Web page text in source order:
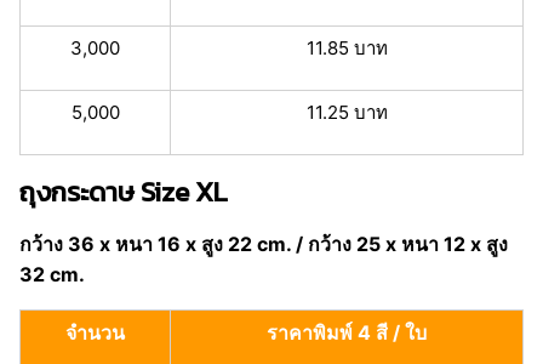
3,000 11.85 บาท
5,000 11.25 บาท
ถุงกระดาษ Size XL
กว้าง 36 x หนา 16 x สูง 22 cm. / กว้าง 25 x หนา 12 x สูง
32 cm.
จำนวน ราคาพิมพ์ 4 สี / ใบ